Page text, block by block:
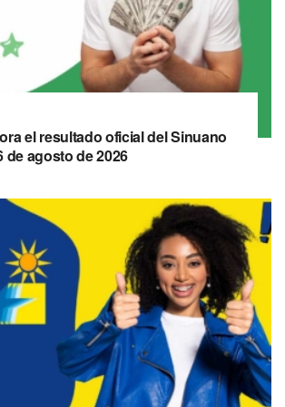
el resultado oficial del Sinuano
de agosto de 2026